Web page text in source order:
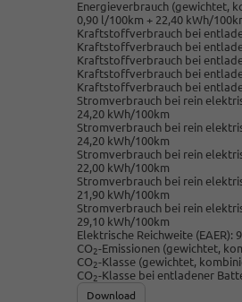
Energieverbrauch (gewichtet,
0,90 l/100km + 22,40 kWh/
Kraftstoffverbrauch bei
Kraftstoffverbrauch bei
Kraftstoffverbrauch bei
Kraftstoffverbrauch bei
Kraftstoffverbrauch bei
Stromverbrauch bei rein
24,20 kWh/100km
Stromverbrauch bei rein
24,20 kWh/100km
Stromverbrauch bei rein
22,00 kWh/100km
Stromverbrauch bei rein
21,90 kWh/100km
Stromverbrauch bei rein
29,10 kWh/100km
Elektrische Reichweite (EAER):
CO2-Emissionen (gewichtet,
CO2-Klasse (gewichtet,
CO2-Klasse bei entladener
Download